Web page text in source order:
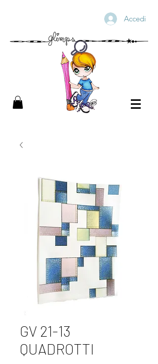
Accedi
GV 21-13
QUADROTTI